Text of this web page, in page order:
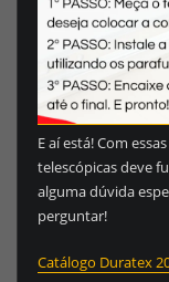
E aí está! Com
telescópicas deve
alguma dúvida
perguntar!
Catálogo Duratex